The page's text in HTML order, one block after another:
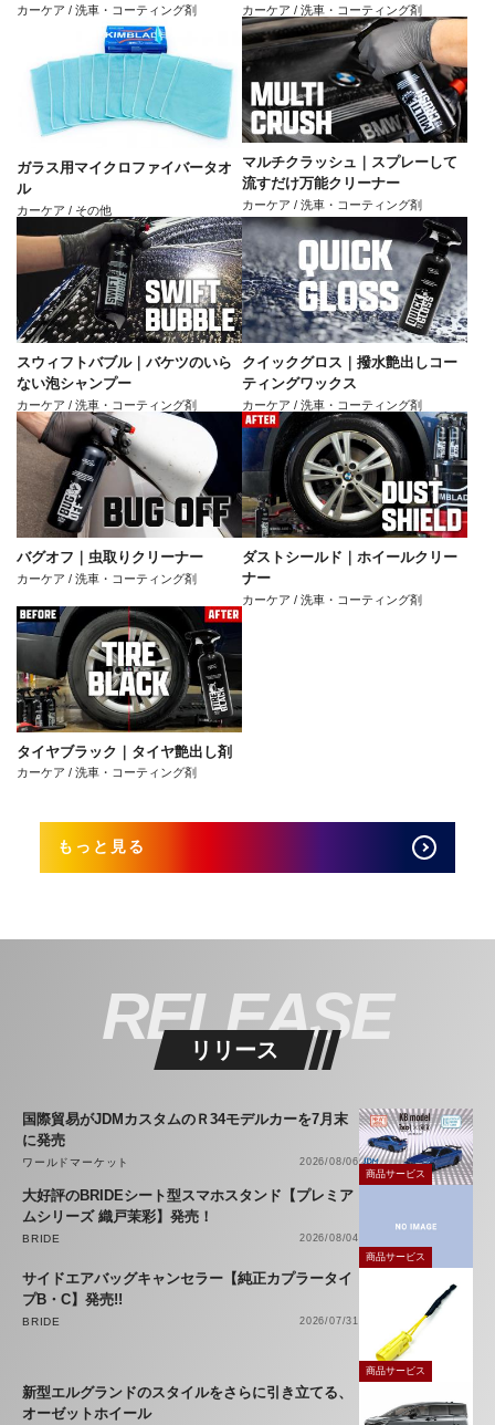
カーケア / 洗車・コーティング剤 カーケア / 洗車・コーティング剤
ガラス用マイクロファイバータオ
ル
カーケア / その他
マルチクラッシュ｜スプレーして
流すだけ万能クリーナー
カーケア / 洗車・コーティング剤
スウィフトバブル｜バケツのいら
ない泡シャンプー
カーケア / 洗車・コーティング剤
クイックグロス｜撥水艶出しコー
ティングワックス
カーケア / 洗車・コーティング剤
バグオフ｜虫取りクリーナー
カーケア / 洗車・コーティング剤
ダストシールド｜ホイールクリー
ナー
カーケア / 洗車・コーティング剤
タイヤブラック｜タイヤ艶出し剤
カーケア / 洗車・コーティング剤
もっと見る
RELEASE
リリース
国際貿易がJDMカスタムのＲ34モデルカーを7月末
に発売
ワールドマーケット
2026/08/06
商品サービス
大好評のBRIDEシート型スマホスタンド【プレミア
ムシリーズ 織戸茉彩】発売！
BRIDE
2026/08/04
商品サービス
サイドエアバッグキャンセラー【純正カプラータイ
プB・C】発売!!
BRIDE 2026/07/31
商品サービス
新型エルグランドのスタイルをさらに引き立てる、
オーゼットホイール